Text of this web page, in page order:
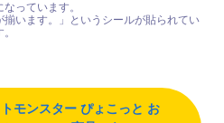
っています。
います。」というシールが貼られてい
トモンスター ぴょこっと お